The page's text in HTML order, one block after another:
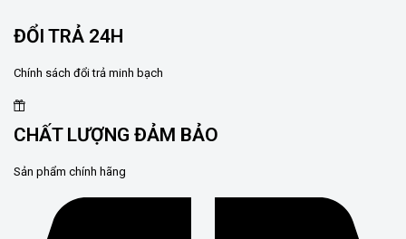
ĐỔI TRẢ 24H
Chính sách đổi trả minh bạch
CHẤT LƯỢNG ĐẢM BẢO
Sản phẩm chính hãng